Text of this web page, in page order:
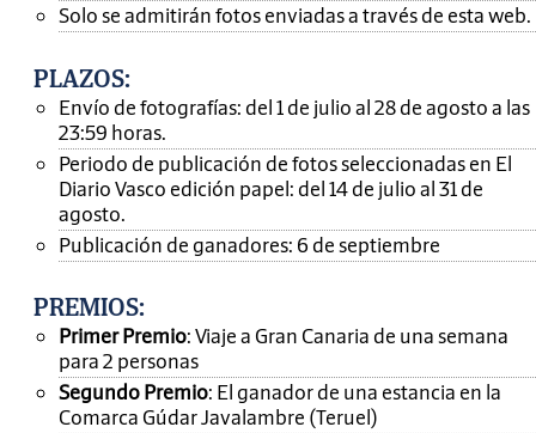
Solo se admitirán fotos enviadas a través de esta web.
PLAZOS:
Envío de fotografías: del 1 de julio al 28 de agosto a las
23:59 horas.
Periodo de publicación de fotos seleccionadas en El
Diario Vasco edición papel: del 14 de julio al 31 de
agosto.
Publicación de ganadores: 6 de septiembre
PREMIOS:
Primer Premio: Viaje a Gran Canaria de una semana
para 2 personas
Segundo Premio: El ganador de una estancia en la
Comarca Gúdar Javalambre (Teruel)